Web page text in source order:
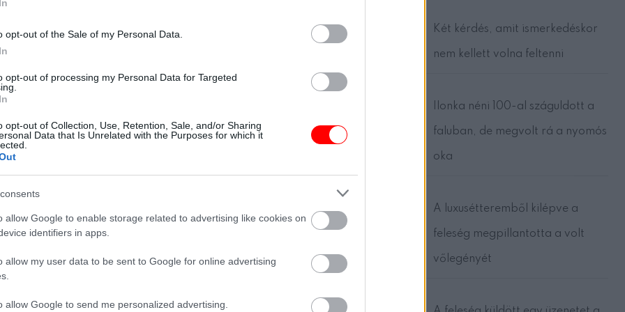
opt-out of the Sale of my Personal Data.
opt-out of processing my Personal Data for Targeted
opt-out of Collection, Use, Retention, Sale, and/or Sharing
Data that Is Unrelated with the Purposes for which it
allow Google to enable storage related to advertising like cookies on
identifiers in apps.
allow my user data to be sent to Google for online advertising
allow Google to send me personalized advertising.
is, de más ruhában, és úgy tett, mint egy távoli rokon, aki csak
apám azért hazudott, mert évekkel ezelőtt hatalmas összeget csalt ki
az ő sötét múltja is napvilágra kerül. A nő csak bosszút akart állni.
a nőt pedig letartóztatták a merényletkísérletért. Az
igazság leleplezésével végződött, ami örökre megváltoztatta az
de legalább megszabadultam a hazugságok hálójától, és végre
Két kérdés, amit ismerkedéskor
nem kellett volna feltenni
Ilonka néni 100-al száguldott a
faluban, de megvolt rá a nyomós
oka
A luxusétteremből kilépve a
feleség megpillantotta a volt
vőlegényét